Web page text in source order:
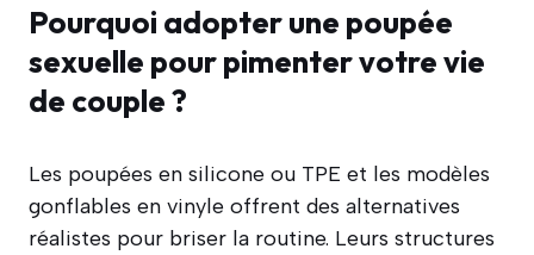
Pourquoi adopter une poupée
sexuelle pour pimenter votre vie
de couple ?
Les poupées en silicone ou TPE et les modèles
gonflables en vinyle offrent des alternatives
réalistes pour briser la routine. Leurs structures